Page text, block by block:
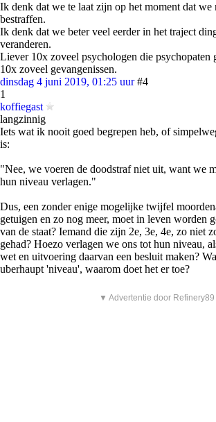
Ik denk dat we te laat zijn op het moment dat we
bestraffen.
Ik denk dat we beter veel eerder in het traject
veranderen.
Liever 10x zoveel psychologen die psychopaten
10x zoveel gevangenissen.
dinsdag 4 juni 2019, 01:25 uur #4
1
koffiegast
langzinnig
Iets wat ik nooit goed begrepen heb, of
is:
"Nee, we voeren de doodstraf niet uit, want we
hun niveau verlagen."
Dus, een zonder enige mogelijke twijfel
getuigen en zo nog meer, moet in leven worden
van de staat? Iemand die zijn 2e, 3e, 4e, zo niet
gehad? Hoezo verlagen we ons tot hun niveau,
wet en uitvoering daarvan een besluit maken?
uberhaupt 'niveau', waarom doet het er toe?
▼ Advertentie door Refinery89